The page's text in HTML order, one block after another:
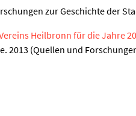
zur Geschichte der
Heilbronn für die Jahre
2013 (Quellen und